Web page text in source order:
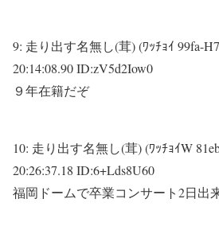
9: 走り出す名無し(茸) (ﾜｯﾁｮｲ 99fa-
20:14:08.90 ID:zV5d2Iow0
９年在籍だぞ
10: 走り出す名無し(茸) (ﾜｯﾁｮｲW
20:26:37.18 ID:6+Lds8U60
福岡ドームで卒業コンサート2日出